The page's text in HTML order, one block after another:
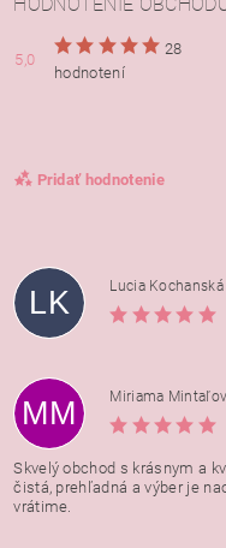
5,0
28
hodnotení
Pridať hodnotenie
LK
Lucia Kochanská
MM
Miriama
Skvelý obchod s krásnym a
čistá, prehľadná a výber je
vrátime.